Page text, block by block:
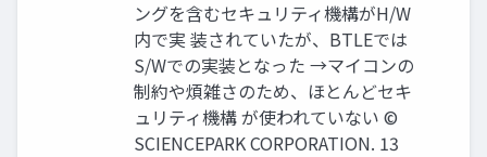
ングを含むセキュリティ機構がH/W
内で実 装されていたが、BTLEでは
S/Wでの実装となった →マイコンの
制約や煩雑さのため、ほとんどセキ
ュリティ機構 が使われていない ©
SCIENCEPARK CORPORATION. 13